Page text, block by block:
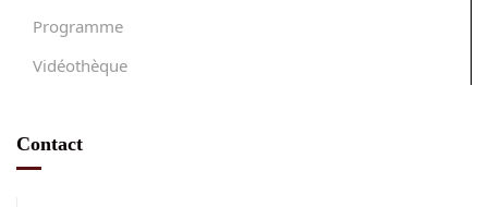
Programme
Vidéothèque
Contact